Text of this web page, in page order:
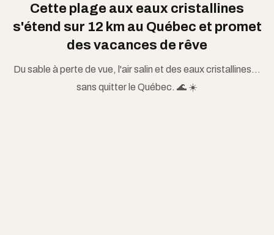
Cette plage aux eaux cristallines
s'étend sur 12 km au Québec et promet
des vacances de rêve
Du sable à perte de vue, l'air salin et des eaux cristallines…
sans quitter le Québec. 🌊 ☀️